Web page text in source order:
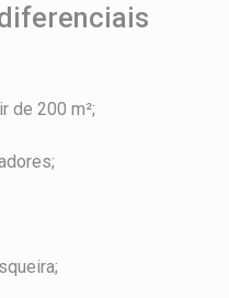
de 200 m²;